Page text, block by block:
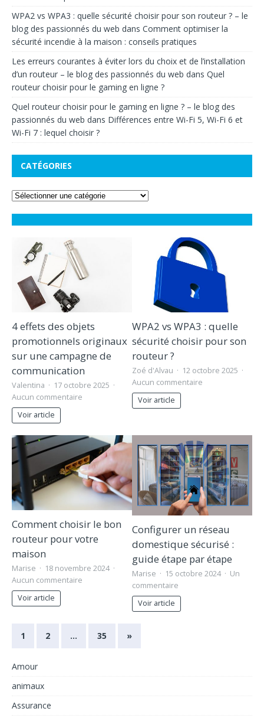
WPA2 vs WPA3 : quelle sécurité choisir pour son routeur ? – le
blog des passionnés du web dans Comment optimiser la
sécurité incendie à la maison : conseils pratiques
Les erreurs courantes à éviter lors du choix et de l’installation
d’un routeur – le blog des passionnés du web dans Quel
routeur choisir pour le gaming en ligne ?
Quel routeur choisir pour le gaming en ligne ? – le blog des
passionnés du web dans Différences entre Wi-Fi 5, Wi-Fi 6 et
Wi-Fi 7 : lequel choisir ?
CATÉGORIES
4 effets des objets
promotionnels originaux
sur une campagne de
communication
Valentina
17 octobre 2025
Aucun commentaire
Voir article
WPA2 vs WPA3 : quelle
sécurité choisir pour son
routeur ?
Zoé d'Alvau
12 octobre 2025
Aucun commentaire
Voir article
Comment choisir le bon
routeur pour votre
maison
Marise
18 novembre 2024
Aucun commentaire
Voir article
Configurer un réseau
domestique sécurisé :
guide étape par étape
Marise 15 octobre 2024
Un
commentaire
Voir article
1 2 … 35 »
Amour
animaux
Assurance